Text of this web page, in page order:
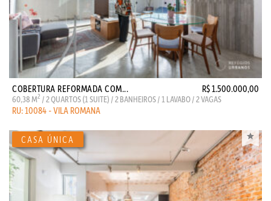
COBERTURA REFORMADA COM... R$ 1.500.000,00
60,38 M2 / 2 QUARTOS (1 SUITE) / 2 BANHEIROS / 1 LAVABO / 2 VAGAS
RU: 10084 - VILA ROMANA